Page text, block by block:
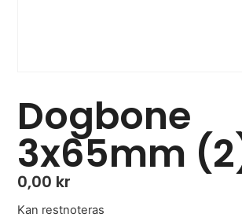
Dogbone
3x65mm
0,00 kr
Kan restnoteras